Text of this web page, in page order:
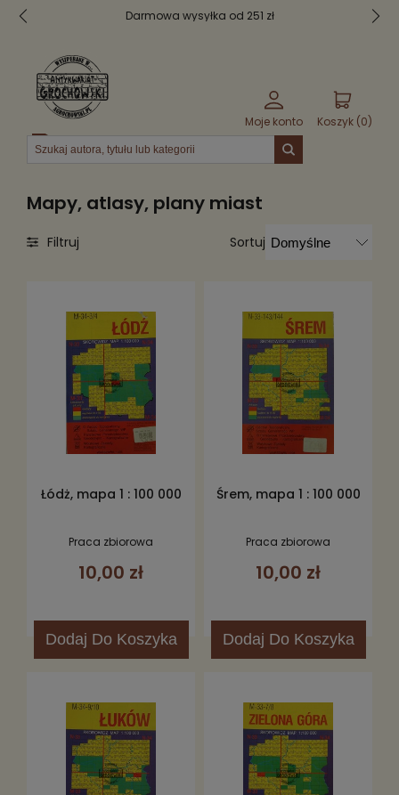
Bezpieczne pakowanie
Moje konto Koszyk (0)
Menu
Mapy, atlasy, plany miast
Sortuj
Filtruj
Łódż, mapa 1 : 100 000
Praca zbiorowa
10,00 zł
Dodaj Do Koszyka
Śrem, mapa 1 : 100 000
Praca zbiorowa
10,00 zł
Dodaj Do Koszyka